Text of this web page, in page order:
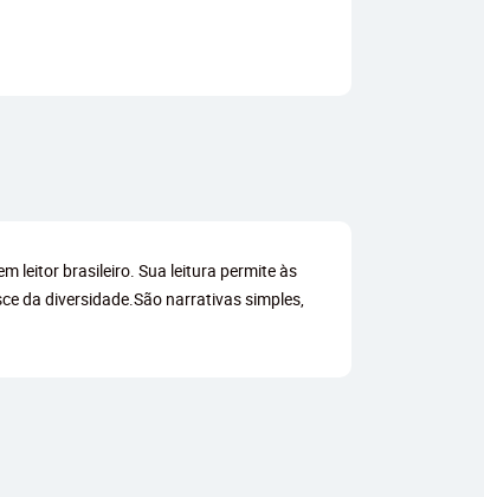
leitor brasileiro. Sua leitura permite às
da diversidade.São narrativas simples,